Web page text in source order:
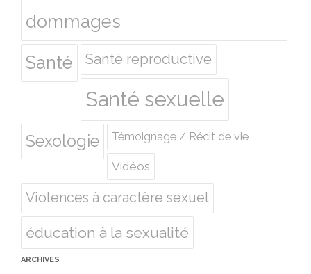
dommages
Santé
Santé reproductive
Santé sexuelle
Sexologie Témoignage / Récit de vie
Vidéos
Violences à caractère sexuel
éducation à la sexualité
ARCHIVES